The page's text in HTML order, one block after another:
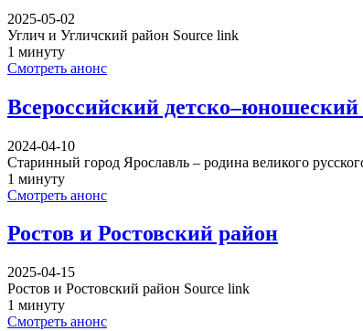
2025-05-02
Углич и Угличский район Source link
1 минуту
Смотреть анонс
Всероссийский
2024-04-10
Старинный город Ярославль – родина великого
1 минуту
Смотреть анонс
Ростов и Ростовский район
2025-04-15
Ростов и Ростовский район Source link
1 минуту
Смотреть анонс